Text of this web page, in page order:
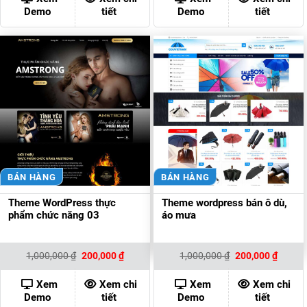
200,000 ₫.
Demo
tiết
Demo
tiết
BÁN HÀNG
Theme WordPress thực
phẩm chức năng 03
1,000,000₫ Giá
là:
1,000,000 ₫.
200,000₫Giá
hiện
tại
là:
200,000 ₫.
Xem
Demo
Xem chi
tiết
BÁN HÀNG
Theme wordpress bán ô dù,
áo mưa
1,000,000₫ Giá
là:
1,000,000 ₫.
200,000₫Giá
hiện
tại
là:
Xem
Demo
Xem chi
tiết